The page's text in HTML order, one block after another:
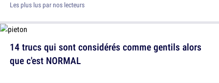
Les plus lus par nos lecteurs
14 trucs qui sont considérés comme gentils alors
que c'est NORMAL